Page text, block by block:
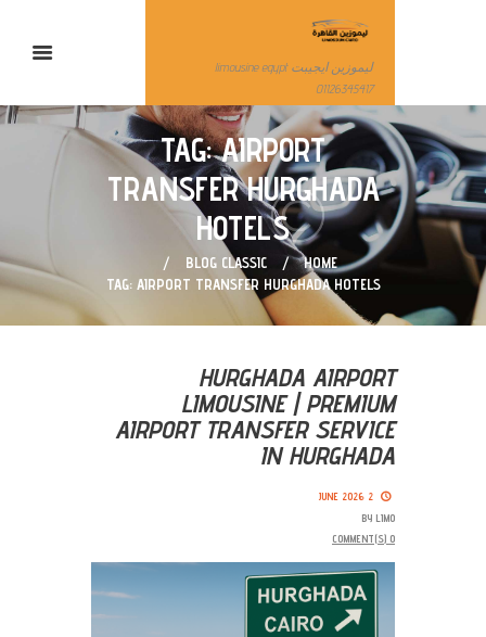
ليموزين ايجيبت limousine egypt
01126345417
TAG: AIRPORT
TRANSFER HURGHADA
HOTELS
HOME
BLOG CLASSIC
TAG: AIRPORT TRANSFER HURGHADA HOTELS
HURGHADA AIRPORT
LIMOUSINE | PREMIUM
AIRPORT TRANSFER SERVICE
IN HURGHADA
2 JUNE 2026
BY LIMO
0